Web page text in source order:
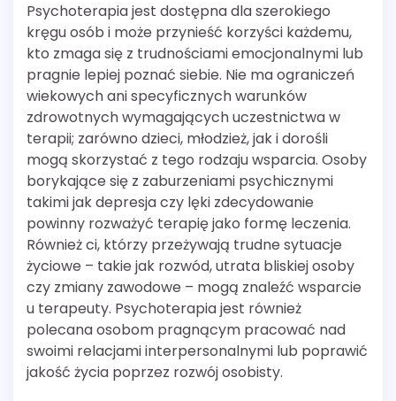
Psychoterapia jest dostępna dla szerokiego
kręgu osób i może przynieść korzyści każdemu,
kto zmaga się z trudnościami emocjonalnymi lub
pragnie lepiej poznać siebie. Nie ma ograniczeń
wiekowych ani specyficznych warunków
zdrowotnych wymagających uczestnictwa w
terapii; zarówno dzieci, młodzież, jak i dorośli
mogą skorzystać z tego rodzaju wsparcia. Osoby
borykające się z zaburzeniami psychicznymi
takimi jak depresja czy lęki zdecydowanie
powinny rozważyć terapię jako formę leczenia.
Również ci, którzy przeżywają trudne sytuacje
życiowe – takie jak rozwód, utrata bliskiej osoby
czy zmiany zawodowe – mogą znaleźć wsparcie
u terapeuty. Psychoterapia jest również
polecana osobom pragnącym pracować nad
swoimi relacjami interpersonalnymi lub poprawić
jakość życia poprzez rozwój osobisty.